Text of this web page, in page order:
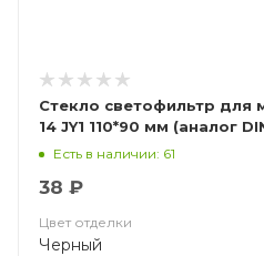
Стекло светофильтр для
14 JY1 110*90 мм (аналог
Есть в наличии: 61
38 ₽
Цвет отделки
Черный